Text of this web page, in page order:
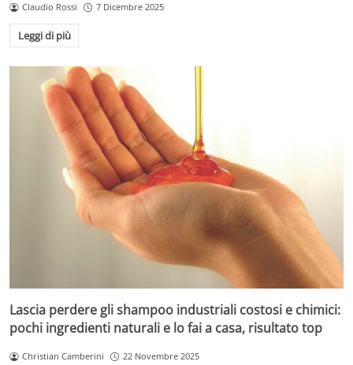
Claudio Rossi 7 Dicembre 2025
Leggi di più
Lascia perdere gli shampoo industriali costosi e chimici:
pochi ingredienti naturali e lo fai a casa, risultato top
Christian Camberini 22 Novembre 2025